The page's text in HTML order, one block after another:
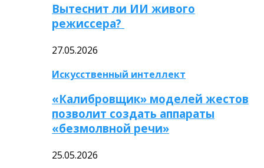
Вытеснит ли ИИ живого
режиссера?
27.05.2026
Искусственный интеллект
«Калибровщик» моделей жестов
позволит создать аппараты
«безмолвной речи»
25.05.2026